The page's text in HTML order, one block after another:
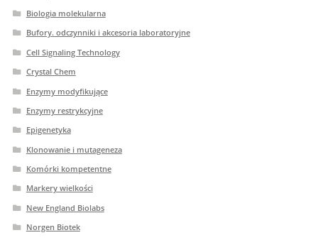
Biologia molekularna
Bufory. odczynniki i akcesoria laboratoryjne
Cell Signaling Technology
Crystal Chem
Enzymy modyfikujące
Enzymy restrykcyjne
Epigenetyka
Klonowanie i mutageneza
Komórki kompetentne
Markery wielkości
New England Biolabs
Norgen Biotek